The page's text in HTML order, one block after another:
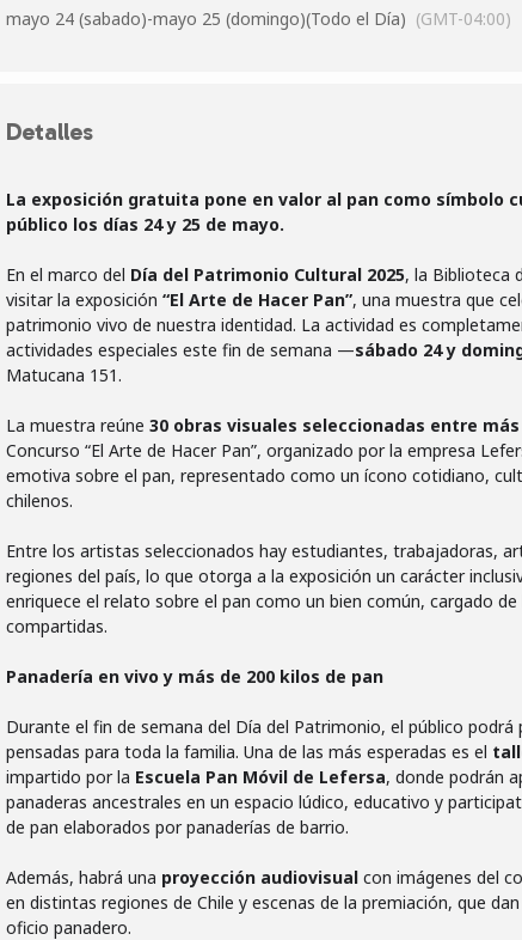
mayo 24 (sabado)-mayo 25 (domingo)(Todo el Día) (GMT-04:00)
Detalles
La exposición gratuita pone en valor al pan como símbolo
público los días 24 y 25 de mayo.
En el marco del Día del Patrimonio Cultural 2025, la Biblioteca
visitar la exposición “El Arte de Hacer Pan”, una muestra que
patrimonio vivo de nuestra identidad. La actividad es
actividades especiales este fin de semana —sábado 24 y
Matucana 151.
La muestra reúne 30 obras visuales seleccionadas entre
Concurso “El Arte de Hacer Pan”, organizado por la empresa
emotiva sobre el pan, representado como un ícono cotidiano,
chilenos.
Entre los artistas seleccionados hay estudiantes, trabajadoras,
regiones del país, lo que otorga a la exposición un carácter
enriquece el relato sobre el pan como un bien común, cargado
compartidas.
Panadería en vivo y más de 200 kilos de pan
Durante el fin de semana del Día del Patrimonio, el público podrá
pensadas para toda la familia. Una de las más esperadas es el
impartido por la Escuela Pan Móvil de Lefersa, donde podrán
panaderas ancestrales en un espacio lúdico, educativo y
de pan elaborados por panaderías de barrio.
Además, habrá una proyección audiovisual con imágenes del
en distintas regiones de Chile y escenas de la premiación, que
oficio panadero.